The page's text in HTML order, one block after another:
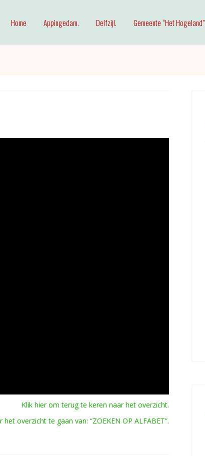
Home Appingedam. Delfzijl. Gemeente “Het Hogeland”
Klik hier om terug te keren naar het overzicht.
het overzicht te gaan van: “ZOEKEN OP ALFABET”.